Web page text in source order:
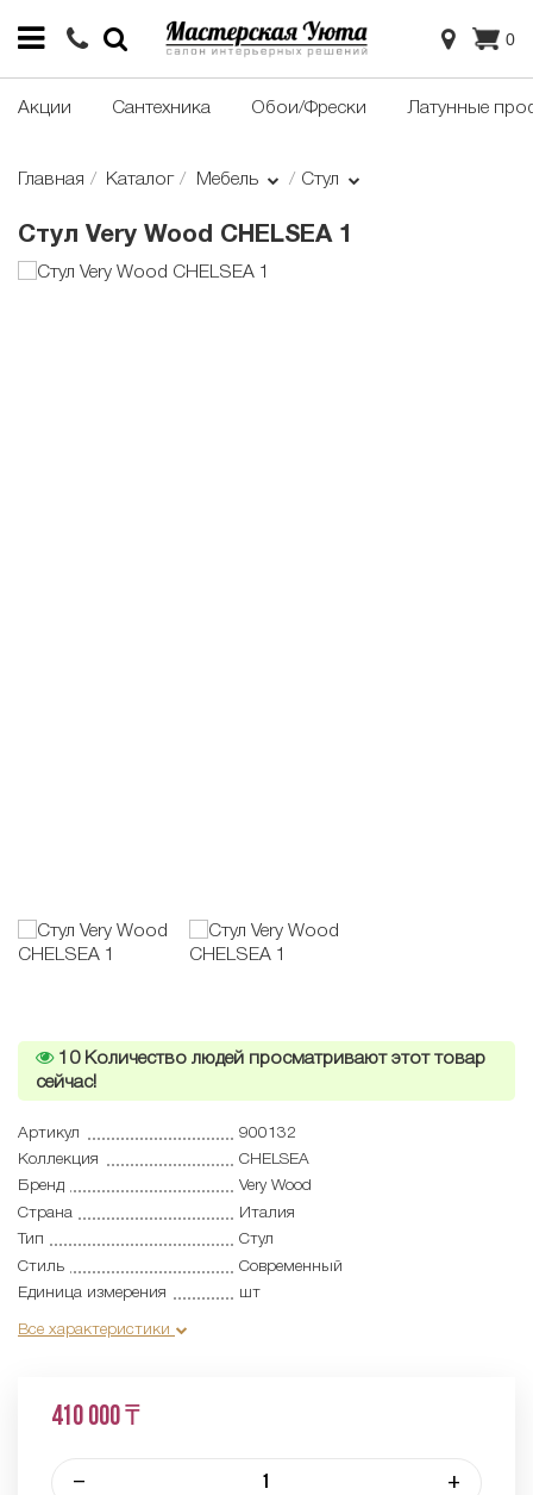
0
Акции Сантехника Обои/Фрески Латунные
Главная Каталог Мебель Стул
Стул Very Wood CHELSEA 1
10Количество людей просматривают этот товар
сейчас!
Артикул
900132
Коллекция
CHELSEA
Бренд
Very Wood
Страна
Италия
Тип
Стул
Стиль
Современный
Единица измерения
шт
Все характеристики
410 000 ₸
– +